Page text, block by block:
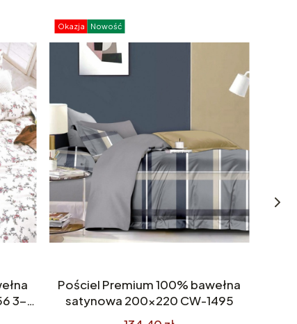
3-
Okazja Nowość
Pościel Premium 100% bawełna
satynowa 200x220 CW-1495